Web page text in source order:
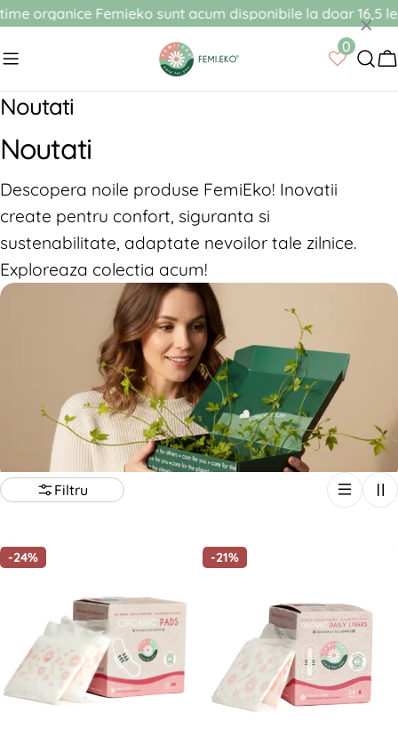
Sari
conținut
Femieko sunt acum disponibile la doar 16,5 lei prin
0
Noutati
Noutati
Descopera noile produse FemiEko! Inovatii
create pentru confort, siguranta si
sustenabilitate, adaptate nevoilor tale zilnice.
Exploreaza colectia acum!
Filtru
-24% -21%
×